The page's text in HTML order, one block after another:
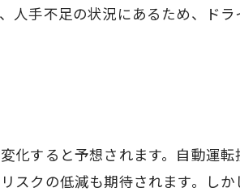
人手不足の状況にあるため、ド
化すると予想されます。自動運
クの低減も期待されます。し